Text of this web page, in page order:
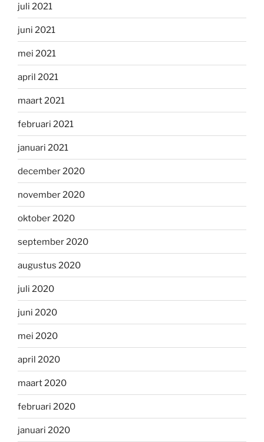
juli 2021
juni 2021
mei 2021
april 2021
maart 2021
februari 2021
januari 2021
december 2020
november 2020
oktober 2020
september 2020
augustus 2020
juli 2020
juni 2020
mei 2020
april 2020
maart 2020
februari 2020
januari 2020